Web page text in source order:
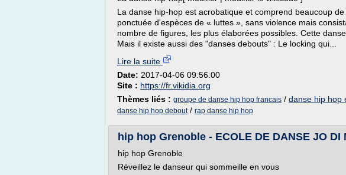
La danse hip-hop est acrobatique et comprend beaucoup
ponctuée d'espèces de « luttes », sans violence mais
nombre de figures, les plus élaborées possibles. Cette
Mais il existe aussi des "danses debouts" : Le locking qui...
Lire la suite
Date: 2017-04-06 09:56:00
Site : https://fr.vikidia.org
Thèmes liés : groupe de danse hip hop francais / danse hip hop
danse hip hop debout/ rap danse hip hop
hip hop Grenoble - ECOLE DE DANSE JO DI
hip hop Grenoble
Réveillez le danseur qui sommeille en vous